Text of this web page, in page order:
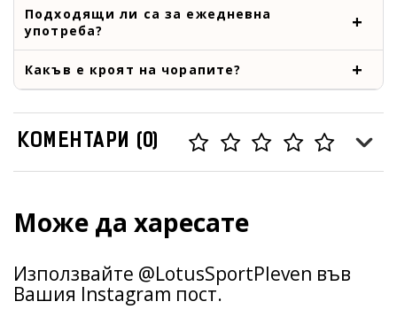
Подходящи ли са за ежедневна
употреба?
Какъв е кроят на чорапите?
КОМЕНТАРИ (0)
Може да харесате
Използвайте @LotusSportPleven във
Вашия Instagram пост.